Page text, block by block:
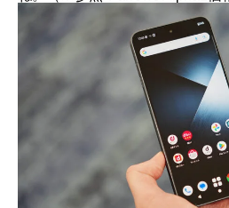
想像以上に見た目が良くなった